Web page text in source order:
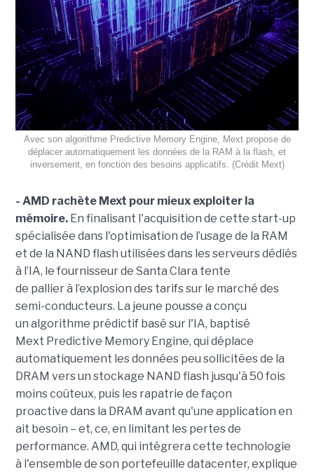
Avec son algorithme Predictive Memory Engine, Mext propose de
déplacer automatiquement les données de la RAM à la flash, et
inversement, en fonction des besoins applicatifs. (Crédit Mext)
- AMD rachète Mext pour mieux exploiterla
mémoire. En finalisant l'acquisition de cette start-up
spécialisée dans l'optimisation de l’usage de la RAM
et de la NA N D flash utiliséesdans les serveurs dédiés
à l’IA, le fournisseurde Santa Clara tente
de pallierà l’explosion des tarifs sur le marché des
semi-conducteurs. La jeune pousse a conçu
un algorithme prédictif basé sur l'IA, baptisé
Mext Predictive Memory Engine, qui déplace
automatiquement les données peu sollicitées de la
DRAM vers un stockage NAND flash jusqu'à 50 fois
moins coûteux, puis les rapatrie de façon
proactive dans la DRAM avant qu'une application en
ait besoin – et, ce, en limitant les pertesde
performance. AMD, qui intégrera cette technologie
à l'ensemble de son portefeuille datacenter, explique